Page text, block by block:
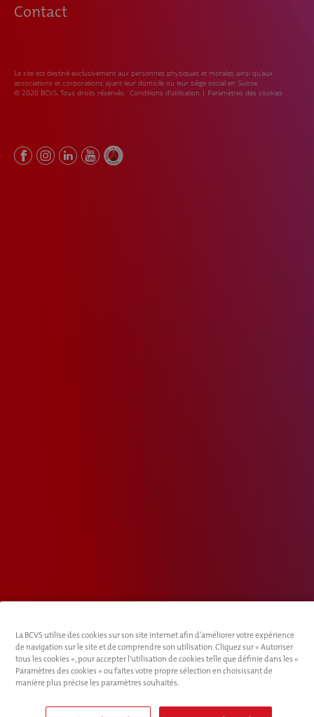
Contact
Le site est destiné exclusivement aux personnes physiques et morales ainsi qu’aux
associations et corporations ayant leur domicile ou leur siège social en Suisse.
© 2020 BCVS. Tous droits réservés. Conditions d’utilisation | Paramètres des cookies
La BCVS utilise des cookies sur son site internet afin d’améliorer votre expérience
de navigation sur le site et de comprendre son utilisation. Cliquez sur « Autoriser
tous les cookies », pour accepter l'utilisation de cookies telle que définie dans les «
Paramètres des cookies » ou faites votre propre sélection en choisissant de
manière plus précise les paramètres souhaités.